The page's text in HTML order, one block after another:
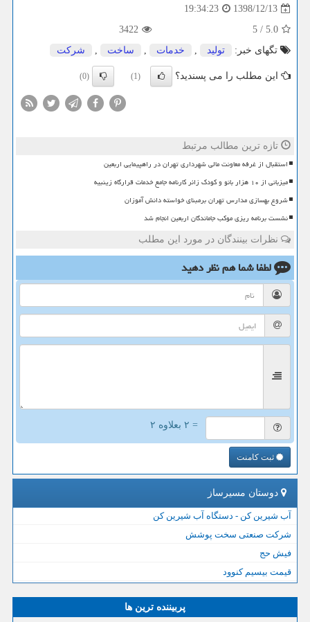
1398/12/13
19:34:23
5.0
/
5
3422
تگهای خبر:
تولید , خدمات , ساخت , شركت
این مطلب را می پسندید؟ (1)
(0)
تازه ترین مطالب مرتبط
استقبال از غرفه معاونت مالی شهرداری تهران در راهپیمایی اربعین
میزبانی از ۱۰ هزار بانو و کودک زائر کارنامه جامع خدمات قرارگاه زینبیه
شروع بهسازی مدارس تهران برمبنای خواسته دانش آموزان
نشست برنامه ریزی موکب جاماندگان اربعین انجام شد
نظرات بینندگان در مورد این مطلب
لطفا شما همنظر دهید
= ۲ بعلاوه ۲
ثبت کامنت
دوستان مسیرساز
آب شیرین کن - دستگاه آب شیرین کن
شرکت صنعتی سخت پوشش
فیش حج
قیمت بیسیم کنوود
پربیننده ترین ها